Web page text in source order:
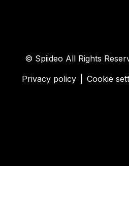
© Spiideo All Rights
Privacy policy
Cookie